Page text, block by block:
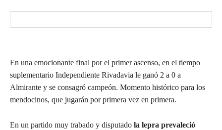
En una emocionante final por el primer ascenso, en el tiempo
suplementario Independiente Rivadavia le ganó 2 a 0 a
Almirante y se consagró campeón. Momento histórico para los
mendocinos, que jugarán por primera vez en primera.
En un partido muy trabado y disputado la lepra prevaleció